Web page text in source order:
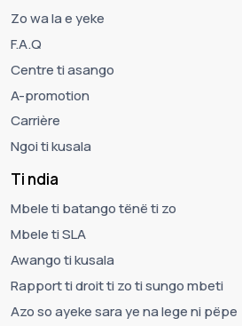
Zo wa la e yeke
F.A.Q
Centre ti asango
A-promotion
Carrière
Ngoi ti kusala
Ti ndia
Mbele ti batango tënë ti zo
Mbele ti SLA
Awango ti kusala
Rapport ti droit ti zo ti sungo mbeti
Azo so ayeke sara ye na lege ni pëpe